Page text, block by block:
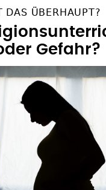
DAS ÜBERHAUPT?
Gefahr?